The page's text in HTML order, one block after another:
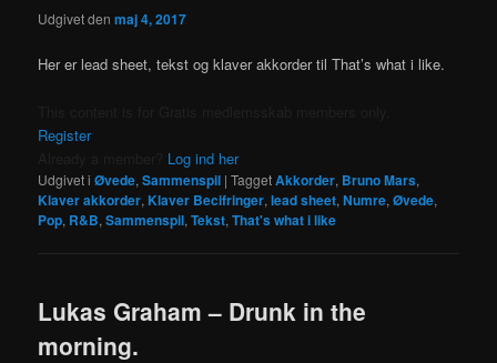
Udgivet denmaj 4, 2017
Her er lead sheet, tekst og klaver akkorder til That’s what i like.
Register
Log ind her
Udgivet i Øvede,Sammenspil |TaggetAkkorder, Bruno Mars,
Klaver akkorder,Klaver Becifringer,lead sheet,Numre,Øvede,
Pop, R&B,Sammenspil,Tekst,That's what i like
Lukas Graham – Drunk in the
morning.